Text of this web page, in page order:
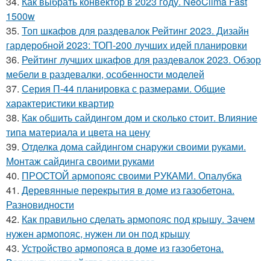
1500w
35. Топ шкафов для раздевалок Рейтинг 2023. Дизайн
гардеробной 2023: ТОП-200 лучших идей планировки
36. Рейтинг лучших шкафов для раздевалок 2023. Обзор
мебели в раздевалки, особенности моделей
37. Серия П-44 планировка с размерами. Общие
характеристики квартир
38. Как обшить сайдингом дом и сколько стоит. Влияние
типа материала и цвета на цену
39. Отделка дома сайдингом снаружи своими руками.
Монтаж сайдинга своими руками
40. ПРОСТОЙ армопояс своими РУКАМИ. Опалубка
41. Деревянные перекрытия в доме из газобетона.
Разновидности
42. Как правильно сделать армопояс под крышу. Зачем
нужен армопояс, нужен ли он под крышу
43. Устройство армопояса в доме из газобетона.